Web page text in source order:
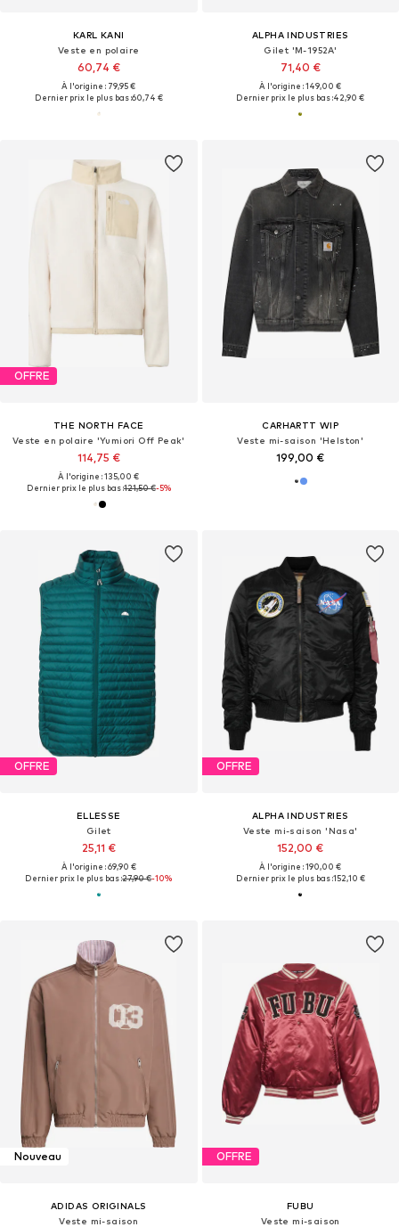
KARL KANI
Veste en polaire
60,74 €
À l'origine : 79,95 €
Dernier prix le plus bas :60,74 €
ALPHA INDUSTRIES
Gilet 'M-1952A'
71,40 €
À l'origine : 149,00 €
Dernier prix le plus bas :42,90 €
OFFRE
THE NORTH FACE
Veste en polaire 'Yumiori Off Peak'
114,75 €
À l'origine : 135,00 €
Dernier prix le plus bas :121,50 €-5%
CARHARTT WIP
Veste mi-saison 'Helston'
199,00 €
OFFRE
ELLESSE
Gilet
25,11 €
À l'origine : 69,90 €
Dernier prix le plus bas :27,90 €-10%
OFFRE
ALPHA INDUSTRIES
Veste mi-saison 'Nasa'
152,00 €
À l'origine : 190,00 €
Dernier prix le plus bas :152,10 €
Nouveau
ADIDAS ORIGINALS
Veste mi-saison
OFFRE
FUBU
Veste mi-saison